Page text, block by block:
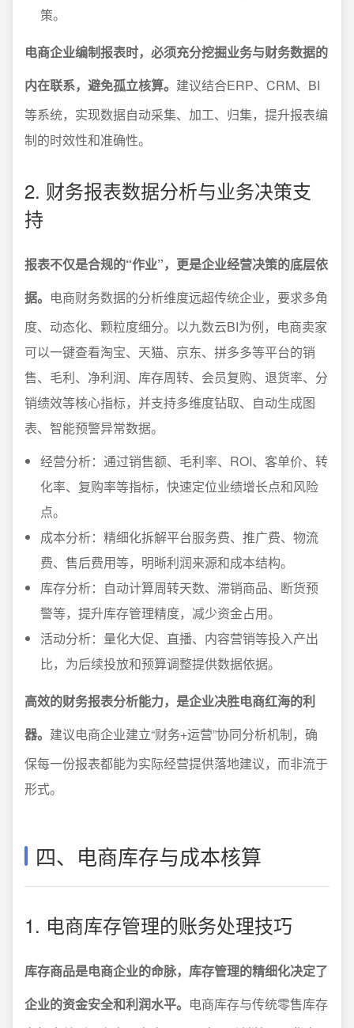
策。
电商企业编制报表时，必须充分挖掘业务与财务数据的
内在联系，避免孤立核算。 建议结合ERP、CRM、BI
等系统，实现数据自动采集、加工、归集，提升报表编
制的时效性和准确性。
2. 财务报表数据分析与业务决策支
持
报表不仅是合规的“作业”，更是企业经营决策的底层依
据。 电商财务数据的分析维度远超传统企业，要求多角
度、动态化、颗粒度细分。以九数云BI为例，电商卖家
可以一键查看淘宝、天猫、京东、拼多多等平台的销
售、毛利、净利润、库存周转、会员复购、退货率、分
销绩效等核心指标，并支持多维度钻取、自动生成图
表、智能预警异常数据。
经营分析：通过销售额、毛利率、ROI、客单价、转
化率、复购率等指标，快速定位业绩增长点和风险
点。
成本分析：精细化拆解平台服务费、推广费、物流
费、售后费用等，明晰利润来源和成本结构。
库存分析：自动计算周转天数、滞销商品、断货预
警等，提升库存管理精度，减少资金占用。
活动分析：量化大促、直播、内容营销等投入产出
比，为后续投放和预算调整提供数据依据。
高效的财务报表分析能力，是企业决胜电商红海的利
器。 建议电商企业建立“财务+运营”协同分析机制，确
保每一份报表都能为实际经营提供落地建议，而非流于
形式。
四、电商库存与成本核算
1. 电商库存管理的账务处理技巧
库存商品是电商企业的命脉，库存管理的精细化决定了
企业的资金安全和利润水平。 电商库存与传统零售库存